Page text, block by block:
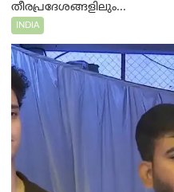
തീരപ്രദേശങ്ങളിലും...
INDIA